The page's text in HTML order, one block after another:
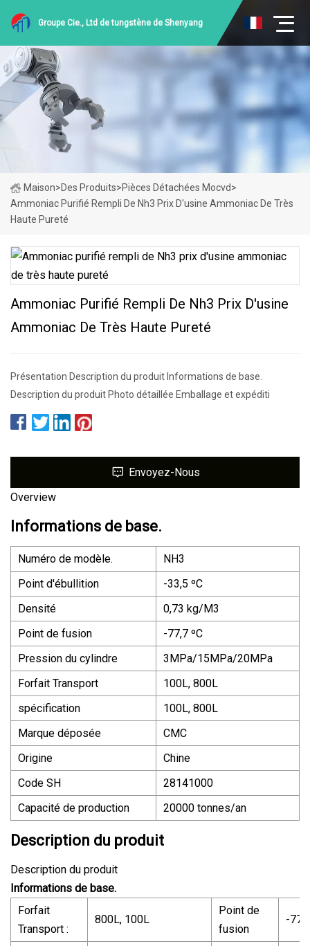
Groupe Cie., Ltd de tungstène de Shenyang
Maison>Des Produits>Pièces Détachées Mocvd>
Ammoniac Purifié Rempli De Nh3 Prix D'usine Ammoniac De Très
Haute Pureté
Ammoniac Purifié Rempli De Nh3 Prix D'usine
Ammoniac De Très Haute Pureté
Présentation Description du produit Informations de base.
Description du produit Photo détaillée Emballage et expéditi
Envoyez-Nous
Overview
Informations de base.
Numéro de modèle.
NH3
Point d'ébullition
-33,5 ºC
Densité
0,73 kg/M3
Point de fusion
-77,7 ºC
Pression du cylindre
3MPa/15MPa/20MPa
Forfait Transport
100L, 800L
spécification
100L, 800L
Marque déposée
CMC
Origine
Chine
Code SH
28141000
Capacité de production
20000 tonnes/an
Description du produit
Description du produit
Informations de base.
Forfait
Transport :
800L, 100L
Point de
fusion
-